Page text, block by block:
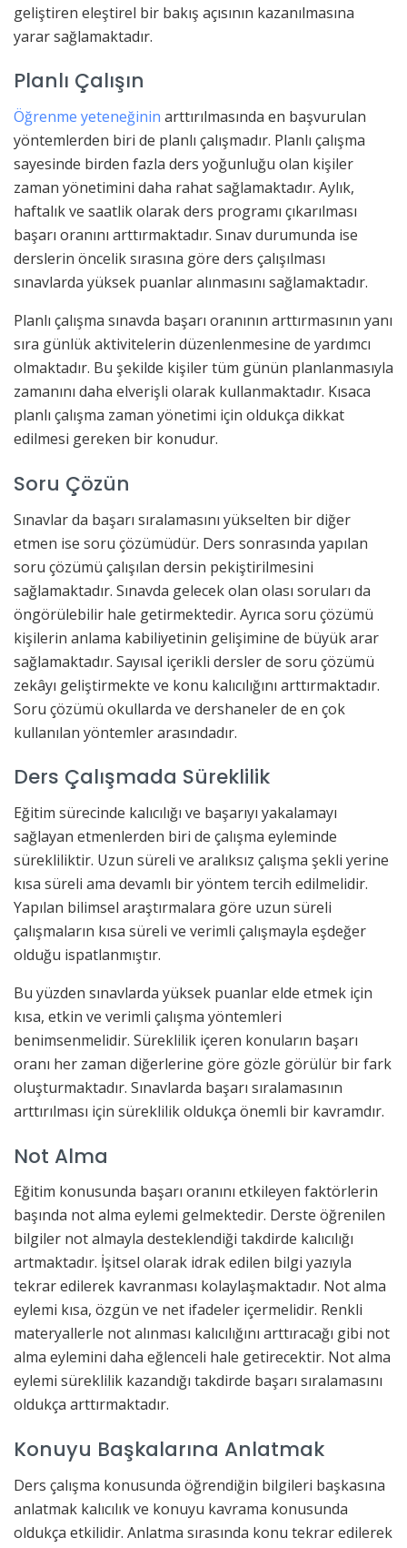
geliştiren eleştirel bir bakış açısının kazanılmasına
yarar sağlamaktadır.
Planlı Çalışın
Öğrenme yeteneğinin arttırılmasında en başvurulan
yöntemlerden biri de planlı çalışmadır. Planlı çalışma
sayesinde birden fazla ders yoğunluğu olan kişiler
zaman yönetimini daha rahat sağlamaktadır. Aylık,
haftalık ve saatlik olarak ders programı çıkarılması
başarı oranını arttırmaktadır. Sınav durumunda ise
derslerin öncelik sırasına göre ders çalışılması
sınavlarda yüksek puanlar alınmasını sağlamaktadır.
Planlı çalışma sınavda başarı oranının arttırmasının yanı
sıra günlük aktivitelerin düzenlenmesine de yardımcı
olmaktadır. Bu şekilde kişiler tüm günün planlanmasıyla
zamanını daha elverişli olarak kullanmaktadır. Kısaca
planlı çalışma zaman yönetimi için oldukça dikkat
edilmesi gereken bir konudur.
Soru Çözün
Sınavlar da başarı sıralamasını yükselten bir diğer
etmen ise soru çözümüdür. Ders sonrasında yapılan
soru çözümü çalışılan dersin pekiştirilmesini
sağlamaktadır. Sınavda gelecek olan olası soruları da
öngörülebilir hale getirmektedir. Ayrıca soru çözümü
kişilerin anlama kabiliyetinin gelişimine de büyük arar
sağlamaktadır. Sayısal içerikli dersler de soru çözümü
zekâyı geliştirmekte ve konu kalıcılığını arttırmaktadır.
Soru çözümü okullarda ve dershaneler de en çok
kullanılan yöntemler arasındadır.
Ders Çalışmada Süreklilik
Eğitim sürecinde kalıcılığı ve başarıyı yakalamayı
sağlayan etmenlerden biri de çalışma eyleminde
sürekliliktir. Uzun süreli ve aralıksız çalışma şekli yerine
kısa süreli ama devamlı bir yöntem tercih edilmelidir.
Yapılan bilimsel araştırmalara göre uzun süreli
çalışmaların kısa süreli ve verimli çalışmayla eşdeğer
olduğu ispatlanmıştır.
Bu yüzden sınavlarda yüksek puanlar elde etmek için
kısa, etkin ve verimli çalışma yöntemleri
benimsenmelidir. Süreklilik içeren konuların başarı
oranı her zaman diğerlerine göre gözle görülür bir fark
oluşturmaktadır. Sınavlarda başarı sıralamasının
arttırılması için süreklilik oldukça önemli bir kavramdır.
Not Alma
Eğitim konusunda başarı oranını etkileyen faktörlerin
başında not alma eylemi gelmektedir. Derste öğrenilen
bilgiler not almayla desteklendiği takdirde kalıcılığı
artmaktadır. İşitsel olarak idrak edilen bilgi yazıyla
tekrar edilerek kavranması kolaylaşmaktadır. Not alma
eylemi kısa, özgün ve net ifadeler içermelidir. Renkli
materyallerle not alınması kalıcılığını arttıracağı gibi not
alma eylemini daha eğlenceli hale getirecektir. Not alma
eylemi süreklilik kazandığı takdirde başarı sıralamasını
oldukça arttırmaktadır.
Konuyu Başkalarına Anlatmak
Ders çalışma konusunda öğrendiğin bilgileri başkasına
anlatmak kalıcılık ve konuyu kavrama konusunda
oldukça etkilidir. Anlatma sırasında konu tekrar edilerek